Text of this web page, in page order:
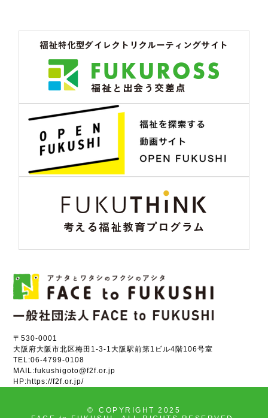
〒530-0001
大阪府大阪市北区梅田1-3-1大阪駅前第1ビル4階106号室
TEL:06-4799-0108
MAIL:fukushigoto@f2f.or.jp
HP:https://f2f.or.jp/
©
COPYRIGHT 2025